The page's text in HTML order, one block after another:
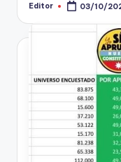
Publicado
Editor 03/10/